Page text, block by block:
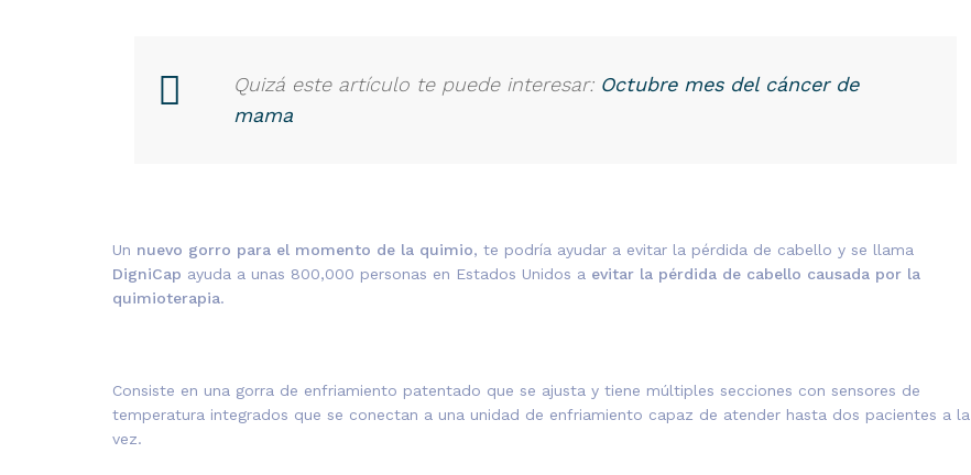
Quizá este artículo te puede interesar:Octubre mes del cáncer de
mama
Un nuevo gorro para el momento de la quimio, te podría ayudar a evitar la pérdida de cabello y se llama
DigniCap ayuda a unas 800,000 personas en Estados Unidos a evitar la pérdida de cabello causada por la
quimioterapia.
Consiste en una gorra de enfriamiento patentado que se ajusta y tiene múltiples secciones con sensores de
temperatura integrados que se conectan a una unidad de enfriamiento capaz de atender hasta dos pacientes a la
vez.